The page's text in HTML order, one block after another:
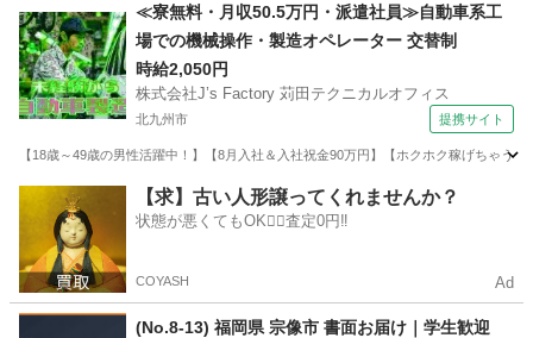
≪寮無料・月収50.5万円・派遣社員≫自動車系工
場での機械操作・製造オペレーター 交替制
時給2,050円
株式会社J’s Factory 苅田テクニカルオフィス
北九州市 提携サイト
【18歳～49歳の男性活躍中！】【8月入社＆入社祝金90万円】【ホクホク稼げちゃ
その他
【求】古い人形譲ってくれませんか？
状態が悪くてもOK🙆‍♀️査定0円‼️
COYASH Ad
(No.8-13) 福岡県 宗像市 書面お届け｜学生歓迎